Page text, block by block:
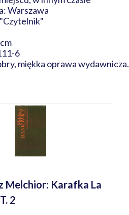
Warszawa
6
miękka oprawa wydawnicza.
Melchior: Karafka La
2